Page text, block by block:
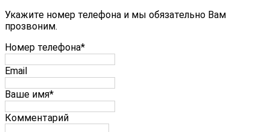
Укажите номер телефона и мы обязательно Вам
прозвоним.
Номер телефона*
Email
Ваше имя*
Комментарий